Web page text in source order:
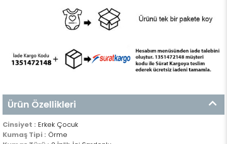
Ürün Özellikleri
Cinsiyet : Erkek Çocuk
Kumaş Tipi : Örme